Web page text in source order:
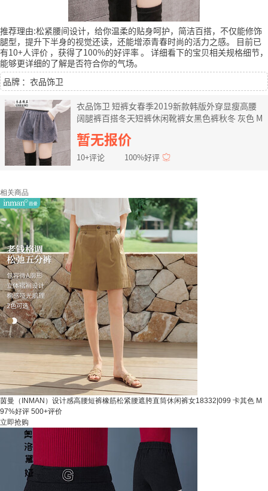
推荐理由:松紧腰间设计，给你温柔的贴身呵护，简洁百搭，不仅能修饰
腿型，提升下半身的视觉还读，还能增添青春时尚的活力之感。
目前已
有10+人评价 ，获得了100%的好评率。 详细看下的宝贝相关规格细节，
能够更详细的了解是否符合你的气场。
品牌 ：衣品饰卫
衣品饰卫 短裤女春季2019新款韩版外穿显瘦高腰
阔腿裤百搭冬天短裤休闲靴裤女黑色裤秋冬 灰色 M
暂无报价
10+评论 100%好评
相关商品
茵曼（INMAN）设计感高腰短裤橡筋松紧腰遮胯直筒休闲裤女18332|099 卡其色 M
97%好评 500+评价
立即抢购